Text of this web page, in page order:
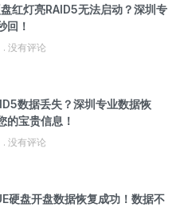
红灯亮RAID5无法启动？深圳专
回！
没有评论
数据丢失？深圳专业数据恢
的宝贵信息！
没有评论
硬盘开盘数据恢复成功！数据不